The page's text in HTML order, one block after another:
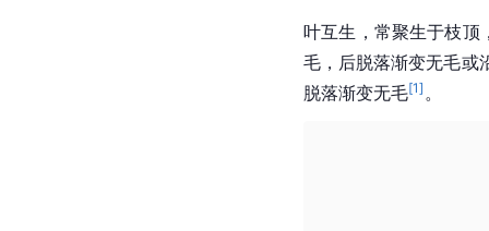
叶互生，常聚生于枝顶
毛，后脱落渐变无毛或
脱落渐变无毛[1] 。